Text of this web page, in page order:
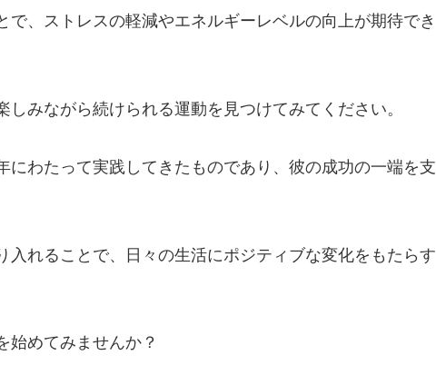
、ストレスの軽減やエネルギーレベルの向上が期待でき
みながら続けられる運動を見つけてみてください。
にわたって実践してきたものであり、彼の成功の一端を支
入れることで、日々の生活にポジティブな変化をもたらす
始めてみませんか？